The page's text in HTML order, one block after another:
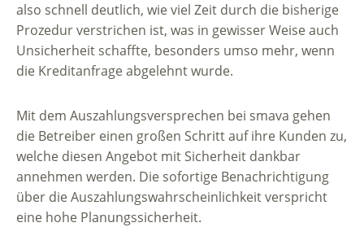
also schnell deutlich, wie viel Zeit durch die bisherige
Prozedur verstrichen ist, was in gewisser Weise auch
Unsicherheit schaffte, besonders umso mehr, wenn
die Kreditanfrage abgelehnt wurde.
Mit dem Auszahlungsversprechen bei smava gehen
die Betreiber einen großen Schritt auf ihre Kunden zu,
welche diesen Angebot mit Sicherheit dankbar
annehmen werden. Die sofortige Benachrichtigung
über die Auszahlungswahrscheinlichkeit verspricht
eine hohe Planungssicherheit.